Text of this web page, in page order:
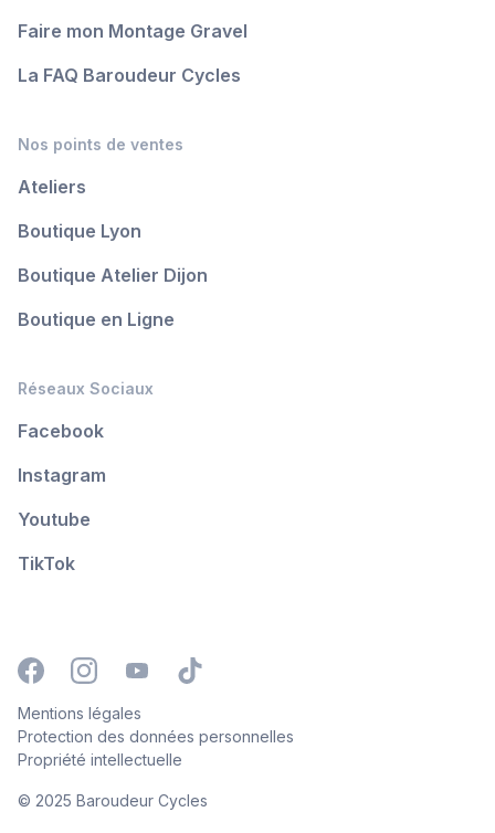
Faire mon Montage Gravel
La FAQ Baroudeur Cycles
Nos points de ventes
Ateliers
Boutique Lyon
Boutique Atelier Dijon
Boutique en Ligne
Réseaux Sociaux
Facebook
Instagram
Youtube
TikTok
© 2025 Baroudeur Cycles
Mentions légales
Protection des données personnelles
Propriété intellectuelle